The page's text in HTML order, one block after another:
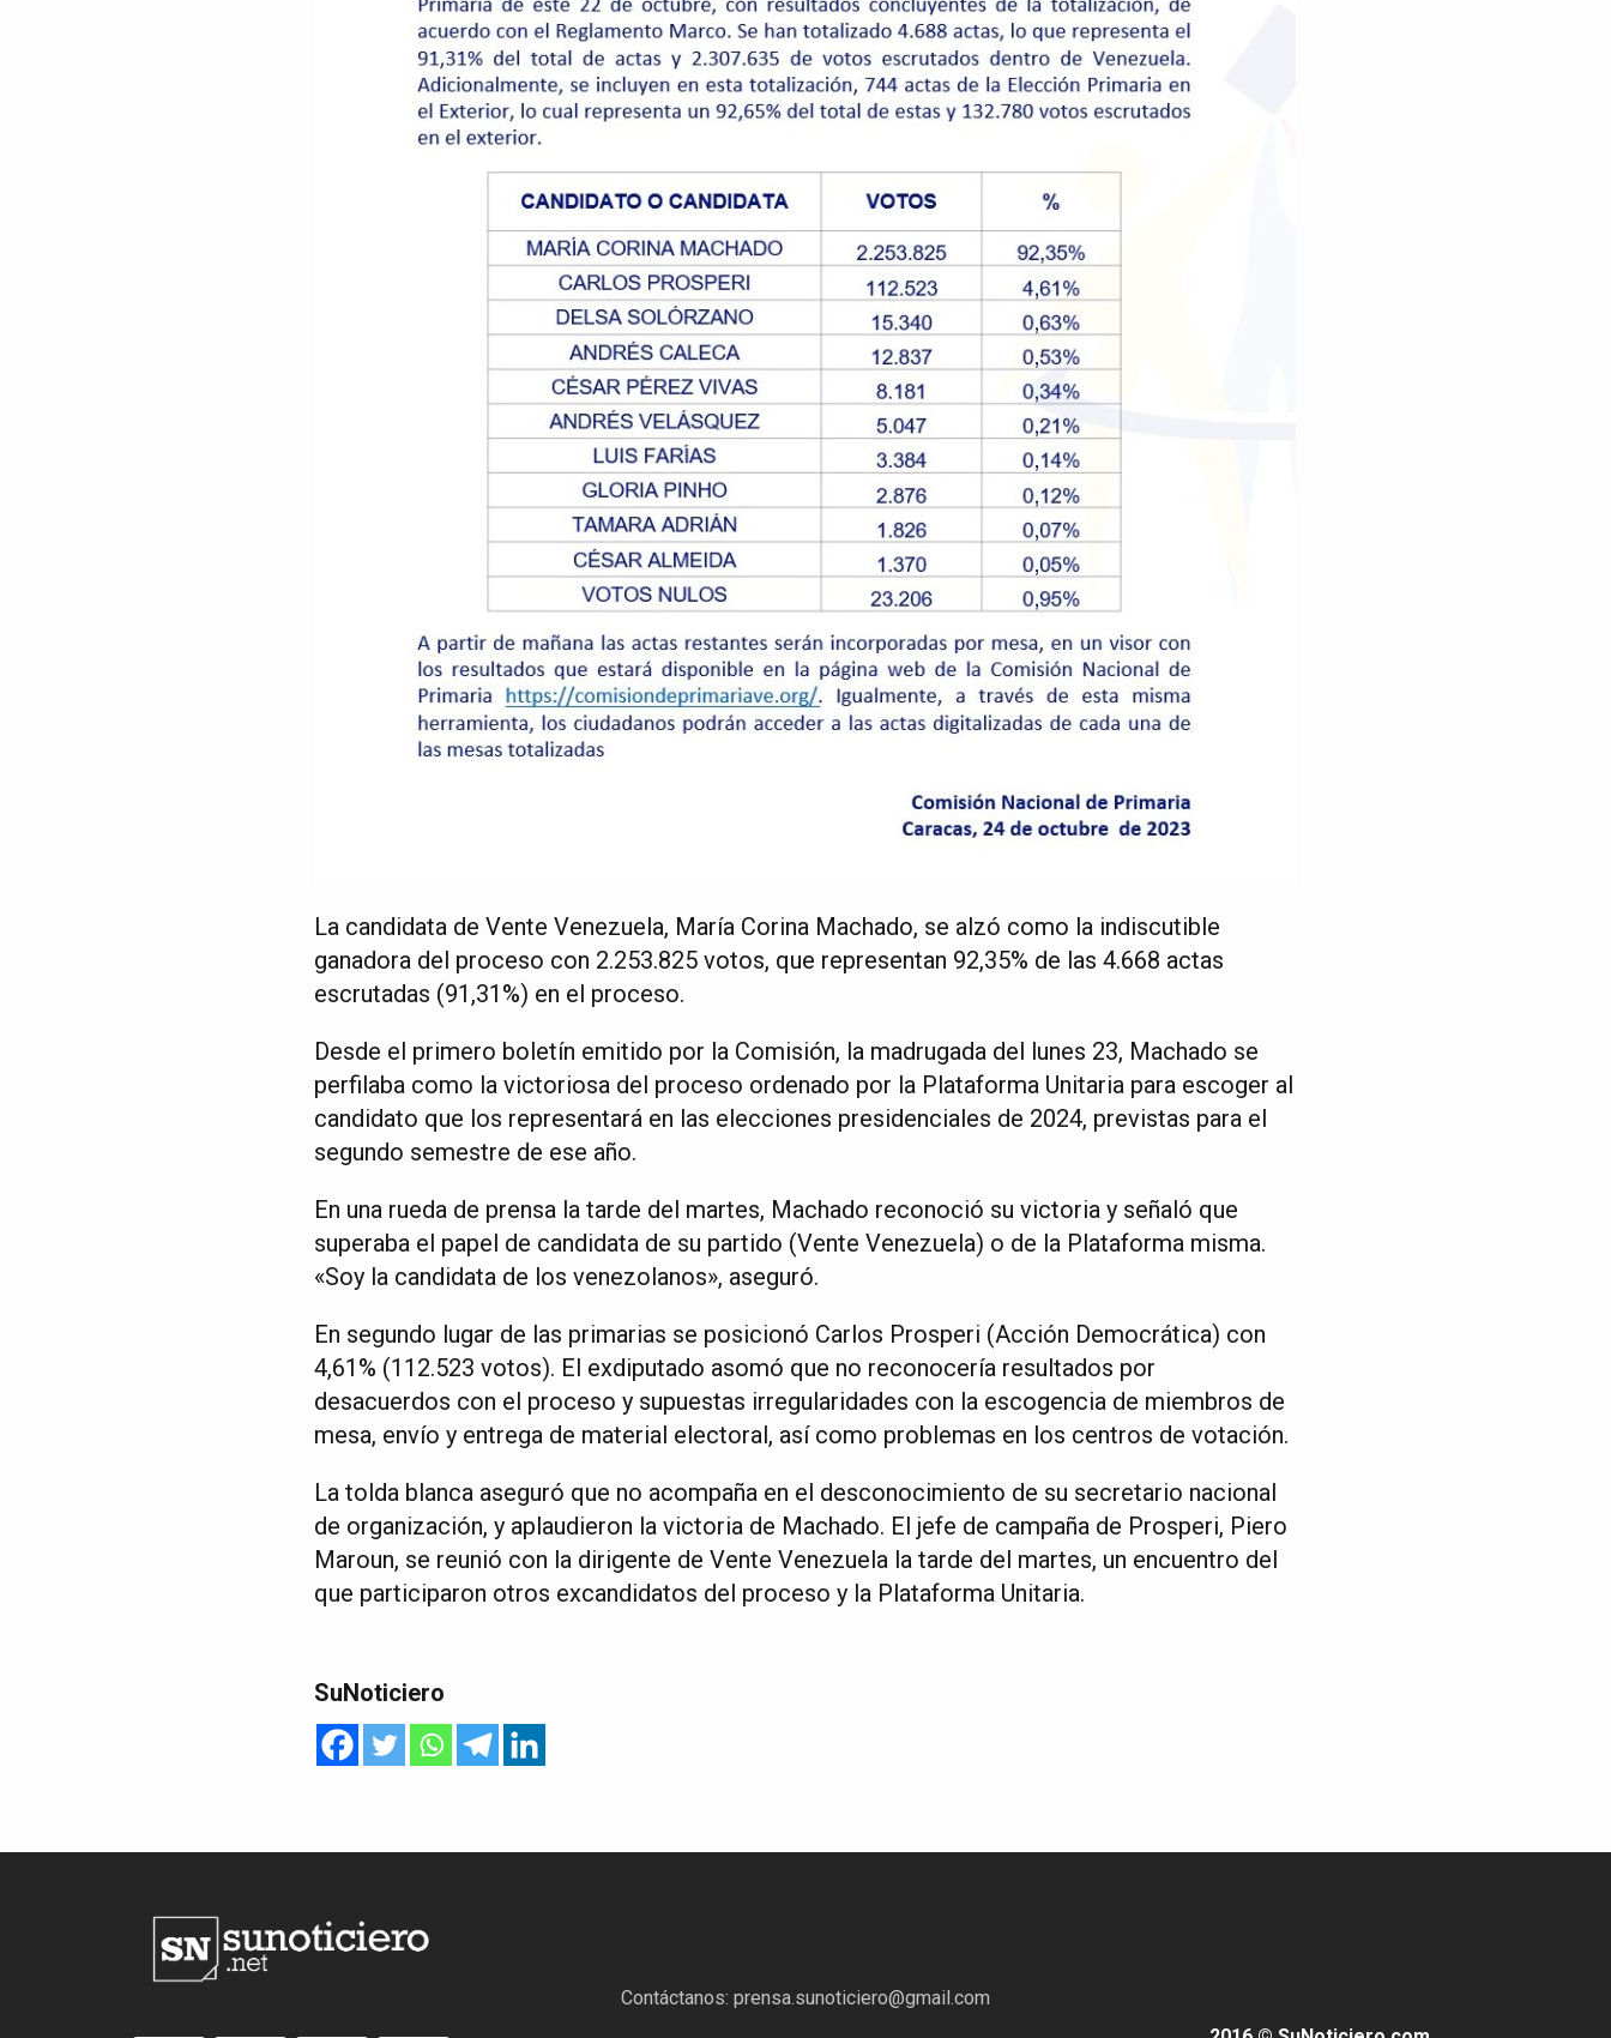
La candidata de Vente Venezuela, María Corina Machado, se alzó como la indiscutible
ganadora del proceso con 2.253.825 votos, que representan 92,35% de las 4.668 actas
escrutadas (91,31%) en el proceso.
Desde el primero boletín emitido por la Comisión, la madrugada del lunes 23, Machado se
perfilaba como la victoriosa del proceso ordenado por la Plataforma Unitaria para escoger al
candidato que los representará en las elecciones presidenciales de 2024, previstas para el
segundo semestre de ese año.
En una rueda de prensa la tarde del martes, Machado reconoció su victoria y señaló que
superaba el papel de candidata de su partido (Vente Venezuela) o de la Plataforma misma.
«Soy la candidata de los venezolanos», aseguró.
En segundo lugar de las primarias se posicionó Carlos Prosperi (Acción Democrática) con
4,61% (112.523 votos). El exdiputado asomó que no reconocería resultados por
desacuerdos con el proceso y supuestas irregularidades con la escogencia de miembros de
mesa, envío y entrega de material electoral, así como problemas en los centros de votación.
La tolda blanca aseguró que no acompaña en el desconocimiento de su secretario nacional
de organización, y aplaudieron la victoria de Machado. El jefe de campaña de Prosperi, Piero
Maroun, se reunió con la dirigente de Vente Venezuela la tarde del martes, un encuentro del
que participaron otros excandidatos del proceso y la Plataforma Unitaria.
SuNoticiero
Contáctanos: prensa.sunoticiero@gmail.com